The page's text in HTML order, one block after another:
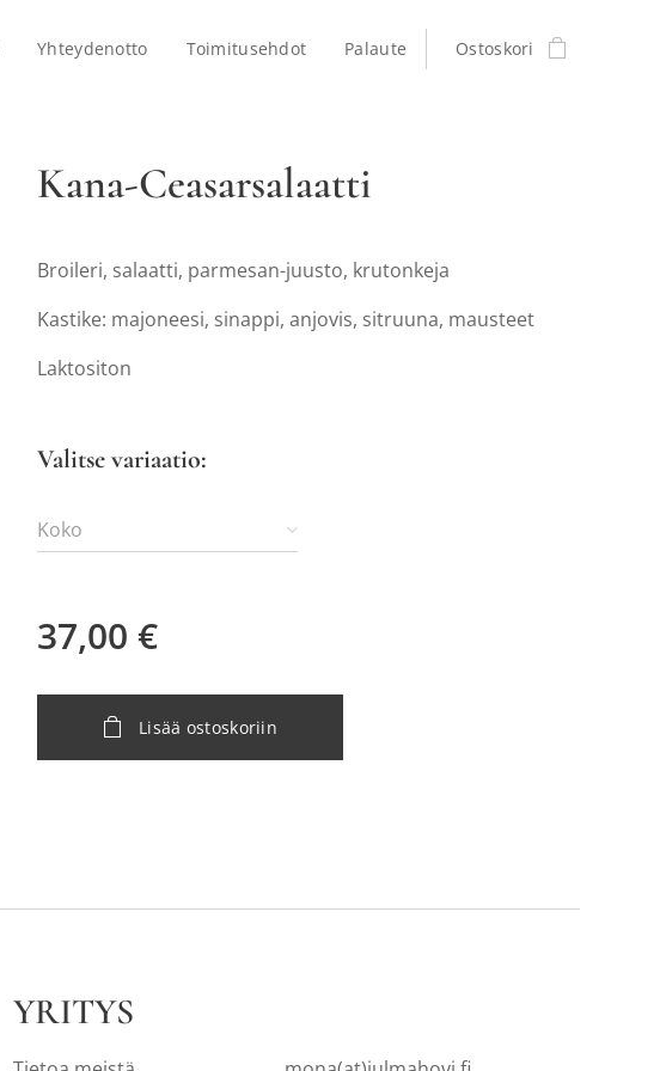
Yhteydenotto Toimitusehdot Palaute Ostoskori
Kana-Ceasarsalaatti
Broileri, salaatti, parmesan-juusto, krutonkeja
Kastike: majoneesi, sinappi, anjovis, sitruuna, mausteet
Laktositon
Valitse variaatio:
Koko
37,00 €
Lisää ostoskoriin
YRITYS